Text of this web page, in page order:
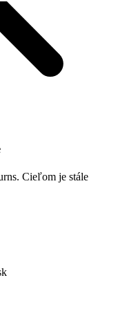
Cieľom je stále